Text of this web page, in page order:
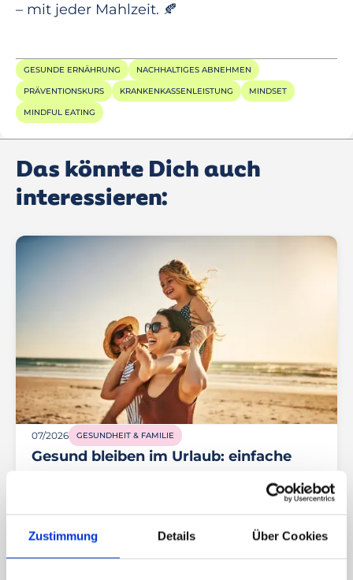
Zustimmung Details Über Cookies
– mit jeder Mahlzeit. 🍂
GESUNDE ERNÄHRUNG NACHHALTIGES ABNEHMEN
PRÄVENTIONSKURS KRANKENKASSENLEISTUNG MINDSET
MINDFUL EATING
Das könnte Dich auch
interessieren:
07/2026 GESUNDHEIT & FAMILIE
Gesund bleiben im Urlaub: einfache